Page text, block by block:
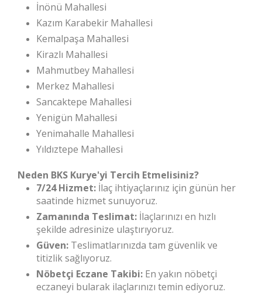
İnönü Mahallesi
Kazım Karabekir Mahallesi
Kemalpaşa Mahallesi
Kirazlı Mahallesi
Mahmutbey Mahallesi
Merkez Mahallesi
Sancaktepe Mahallesi
Yenigün Mahallesi
Yenimahalle Mahallesi
Yıldıztepe Mahallesi
Neden BKS Kurye'yi Tercih Etmelisiniz?
7/24 Hizmet: İlaç ihtiyaçlarınız için günün her
saatinde hizmet sunuyoruz.
Zamanında Teslimat: İlaçlarınızı en hızlı
şekilde adresinize ulaştırıyoruz.
Güven: Teslimatlarınızda tam güvenlik ve
titizlik sağlıyoruz.
Nöbetçi Eczane Takibi: En yakın nöbetçi
eczaneyi bularak ilaçlarınızı temin ediyoruz.